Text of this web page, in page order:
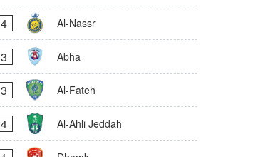
4 Al-Nassr
3 Abha
3 Al-Fateh
4 Al-Ahli Jeddah